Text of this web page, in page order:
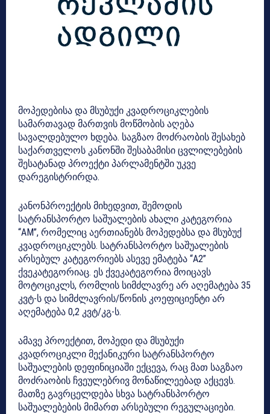
მოპედებისა და მსუბუქი კვადროციკლების
სამართავად მართვის მოწმობის აღება
სავალდებულო ხდება. საგზაო მოძრაობის შესახებ
საქართველოს კანონში შესაბამისი ცვლილებების
შესატანად პროექტი პარლამენტში უკვე
დარეგისტრირდა.
კანონპროექტის მიხედვით, შემოდის
სატრანსპორტო საშუალების ახალი კატეგორია
“AM”, რომელიც აერთიანებს მოპედებსა და მსუბუქ
კვადროციკლებს. სატრანსპორტო საშუალების
არსებულ კატეგორიებს ასევე ემატება “A2”
ქვეკატეგორიაც. ეს ქვეკატეგორია მოიცავს
მოტოციკლს, რომლის სიმძლავრე არ აღემატება 35
კვტ-ს და სიმძლავრის/წონის კოეფიციენტი არ
აღემატება 0,2 კვტ/კგ-ს.
ამავე პროექტით, მოპედი და მსუბუქი
კვადროციკლი მექანიკური სატრანსპორტო
საშუალების დეფინიციაში ექცევა, რაც მათ საგზაო
მოძრაობის ჩვეულებრივ მონაწილეებად აქცევს.
მათზე გავრცელდება სხვა სატრანსპორტო
საშუალებების მიმართ არსებული რეგულაციები.